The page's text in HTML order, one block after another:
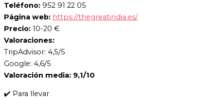
Teléfono: 952 91 22 05
Página web: https://thegreatindia.es/
Precio: 10-20 €
Valoraciones:
TripAdvisor: 4,5/5
Google: 4,6/5
Valoración media: 9,1/10
✔️ Para llevar